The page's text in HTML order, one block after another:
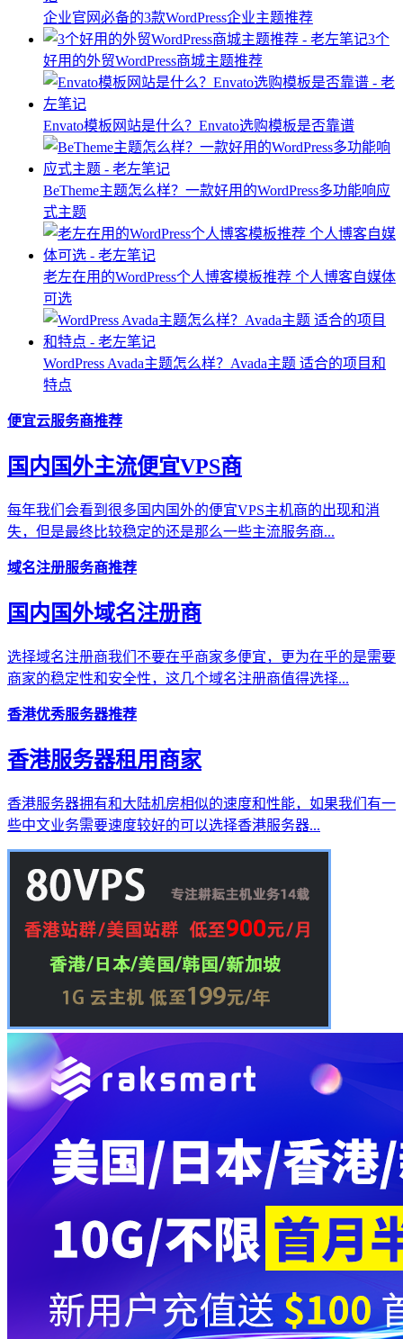
企业官网必备的3款WordPress企业主题推荐
3个
好用的外贸WordPress商城主题推荐
Envato模板网站是什么？Envato选购模板是否靠谱
BeTheme主题怎么样？一款好用的WordPress多功能响应
式主题
老左在用的WordPress个人博客模板推荐 个人博客自媒体
可选
WordPress Avada主题怎么样？Avada主题 适合的项目和
特点
便宜云服务商推荐
国内国外主流便宜VPS商
每年我们会看到很多国内国外的便宜VPS主机商的出现和消
失，但是最终比较稳定的还是那么一些主流服务商...
域名注册服务商推荐
国内国外域名注册商
选择域名注册商我们不要在乎商家多便宜，更为在乎的是需要
商家的稳定性和安全性，这几个域名注册商值得选择...
香港优秀服务器推荐
香港服务器租用商家
香港服务器拥有和大陆机房相似的速度和性能，如果我们有一
些中文业务需要速度较好的可以选择香港服务器...